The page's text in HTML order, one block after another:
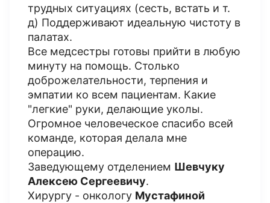
трудных ситуациях (сесть, встать и т.
д) Поддерживают идеальную чистоту в
палатах.
Все медсестры готовы прийти в любую
минуту на помощь. Столько
доброжелательности, терпения и
эмпатии ко всем пациентам. Какие
"легкие" руки, делающие уколы.
Огромное человеческое спасибо всей
команде, которая делала мне
операцию.
Заведующему отделением Шевчуку
Алексею Сергеевичу.
Хирургу - онкологу Мустафиной